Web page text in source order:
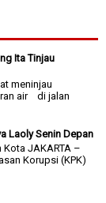
Ita Tinjau
meninjau
air di jalan
Laoly Senin Depan
Kota JAKARTA –
Korupsi (KPK)